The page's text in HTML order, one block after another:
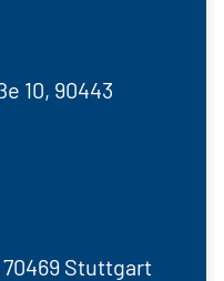
10, 90443
Stuttgart